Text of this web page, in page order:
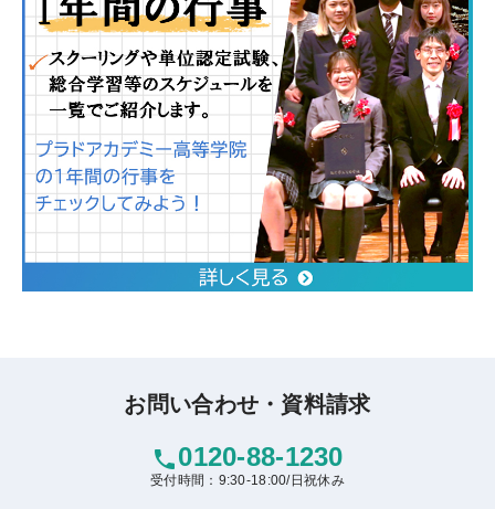
お問い合わせ・資料請求
phone0120-88-1230
受付時間：9:30-18:00/日祝休み